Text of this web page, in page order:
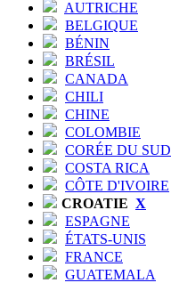
AUTRICHE
BELGIQUE
BÉNIN
BRÉSIL
CANADA
CHILI
CHINE
COLOMBIE
CORÉE DU SUD
COSTA RICA
CÔTE D'IVOIRE
CROATIE X
ESPAGNE
ÉTATS-UNIS
FRANCE
GUATEMALA